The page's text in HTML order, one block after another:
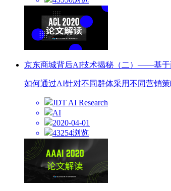
京东商城背后AI技术揭秘（二）——基于
如何通过AI针对不同群体采用不同营销
JDT AI Research
AI
2020-04-01
43254浏览